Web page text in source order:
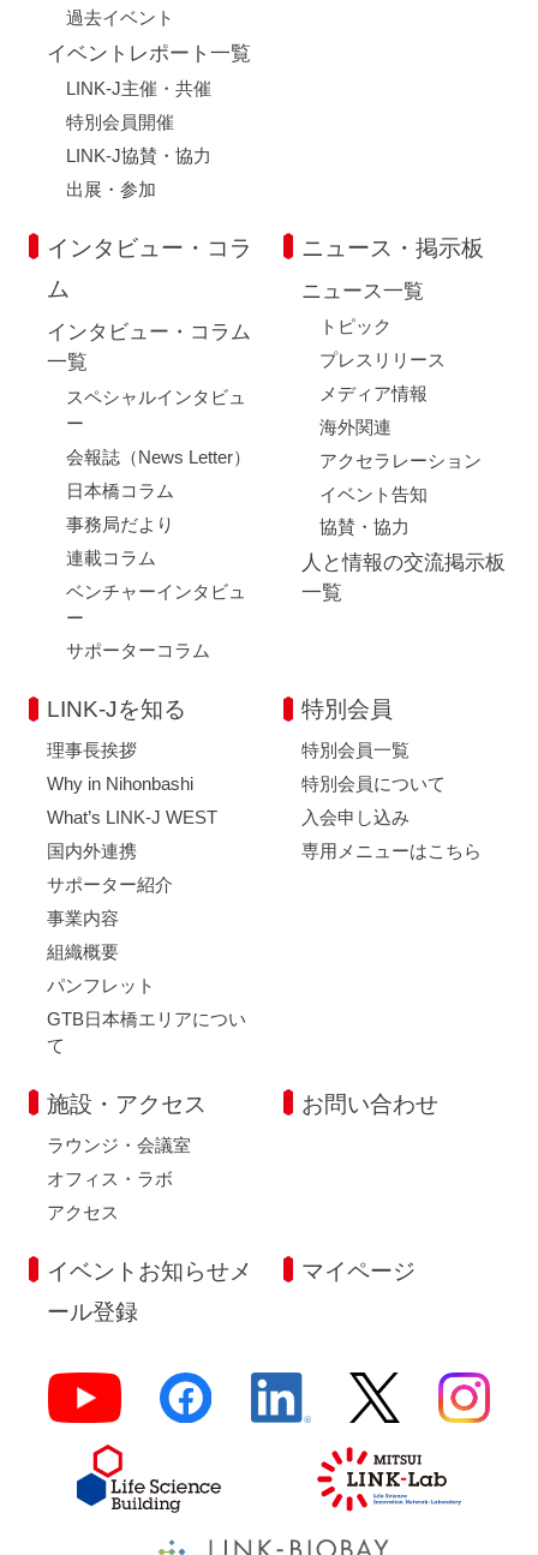
過去イベント
イベントレポート一覧
LINK-J主催・共催
特別会員開催
LINK-J協賛・協力
出展・参加
インタビュー・コラ
ム
インタビュー・コラム
一覧
スペシャルインタビュ
ー
会報誌（News Letter）
日本橋コラム
事務局だより
連載コラム
ベンチャーインタビュ
ー
サポーターコラム
ニュース・掲示板
ニュース一覧
トピック
プレスリリース
メディア情報
海外関連
アクセラレーション
イベント告知
協賛・協力
人と情報の交流掲示板
一覧
LINK-Jを知る
理事長挨拶
Why in Nihonbashi
What’s LINK-J WEST
国内外連携
サポーター紹介
事業内容
組織概要
パンフレット
GTB日本橋エリアについ
て
特別会員
特別会員一覧
特別会員について
入会申し込み
専用メニューはこちら
施設・アクセス
ラウンジ・会議室
オフィス・ラボ
アクセス
お問い合わせ
イベントお知らせメ
ール登録
マイページ